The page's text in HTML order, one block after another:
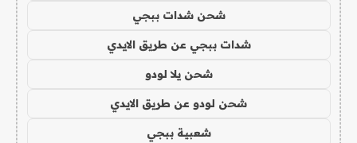
شحن شدات ببجي
شدات ببجي عن طريق الايدي
شحن يلا لودو
شحن لودو عن طريق الايدي
شعبية ببجي